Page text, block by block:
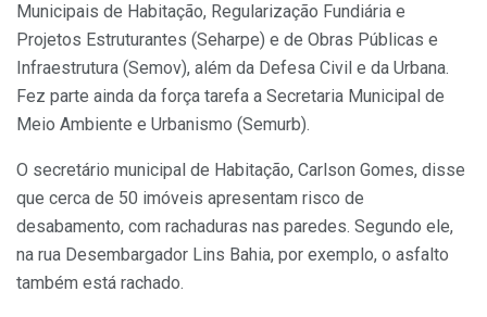
Municipais de Habitação, Regularização Fundiária e
Projetos Estruturantes (Seharpe) e de Obras Públicas e
Infraestrutura (Semov), além da Defesa Civil e da Urbana.
Fez parte ainda da força tarefa a Secretaria Municipal de
Meio Ambiente e Urbanismo (Semurb).
O secretário municipal de Habitação, Carlson Gomes, disse
que cerca de 50 imóveis apresentam risco de
desabamento, com rachaduras nas paredes. Segundo ele,
na rua Desembargador Lins Bahia, por exemplo, o asfalto
também está rachado.